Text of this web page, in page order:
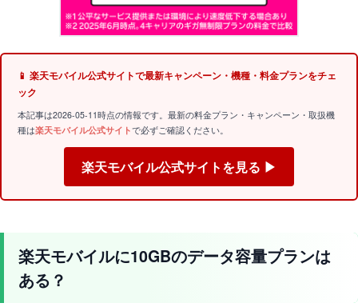
📱 楽天モバイル公式サイトで最新キャンペーン・機種・料金プランをチェ
ック
本記事は2026-05-11時点の情報です。最新の料金プラン・キャンペーン・取扱機
種は楽天モバイル公式サイトで必ずご確認ください。
楽天モバイル公式サイトを見る ▶
楽天モバイルに10GBのデータ容量プランは
ある？